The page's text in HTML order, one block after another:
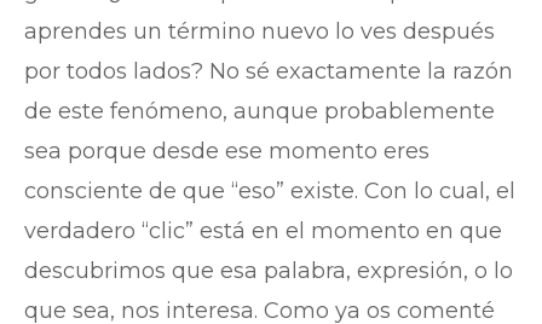
aprendes un término nuevo lo ves después
por todos lados? No sé exactamente la razón
de este fenómeno, aunque probablemente
sea porque desde ese momento eres
consciente de que “eso” existe. Con lo cual, el
verdadero “clic” está en el momento en que
descubrimos que esa palabra, expresión, o lo
que sea, nos interesa. Como ya os comenté